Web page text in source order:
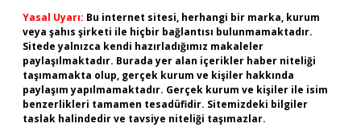
Yasal Uyarı: Bu internet sitesi, herhangi bir marka, kurum
veya şahıs şirketi ile hiçbir bağlantısı bulunmamaktadır.
Sitede yalnızca kendi hazırladığımız makaleler
paylaşılmaktadır. Burada yer alan içerikler haber niteliği
taşımamakta olup, gerçek kurum ve kişiler hakkında
paylaşım yapılmamaktadır. Gerçek kurum ve kişiler ile isim
benzerlikleri tamamen tesadüfidir. Sitemizdeki bilgiler
taslak halindedir ve tavsiye niteliği taşımazlar.